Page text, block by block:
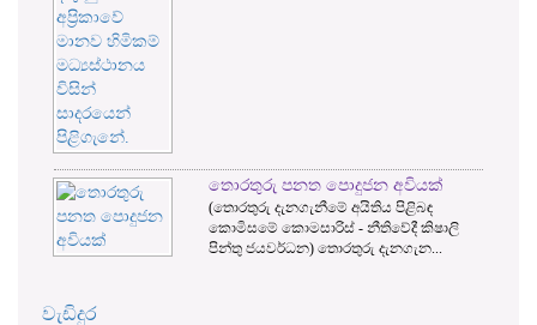
තොරතුරු පනත පොදුජන අවියක්
(තොරතුරු දැනගැනීමේ අයිතිය පිළිබඳ
කොමිසමේ කොමසාරිස් - නීතිවේදී කිෂාලි
පින්තු ජයවර්ධන) තොරතුරු දැනගැන...